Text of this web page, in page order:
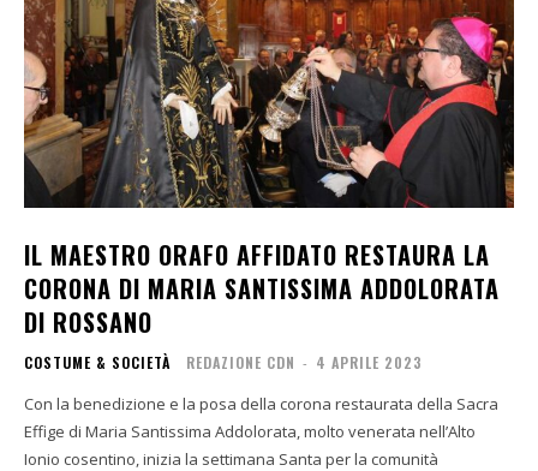
IL MAESTRO ORAFO AFFIDATO RESTAURA LA
CORONA DI MARIA SANTISSIMA ADDOLORATA
DI ROSSANO
COSTUME & SOCIETÀ REDAZIONE CDN - 4 APRILE 2023
Con la benedizione e la posa della corona restaurata della Sacra
Effige di Maria Santissima Addolorata, molto venerata nell’Alto
Ionio cosentino, inizia la settimana Santa per la comunità